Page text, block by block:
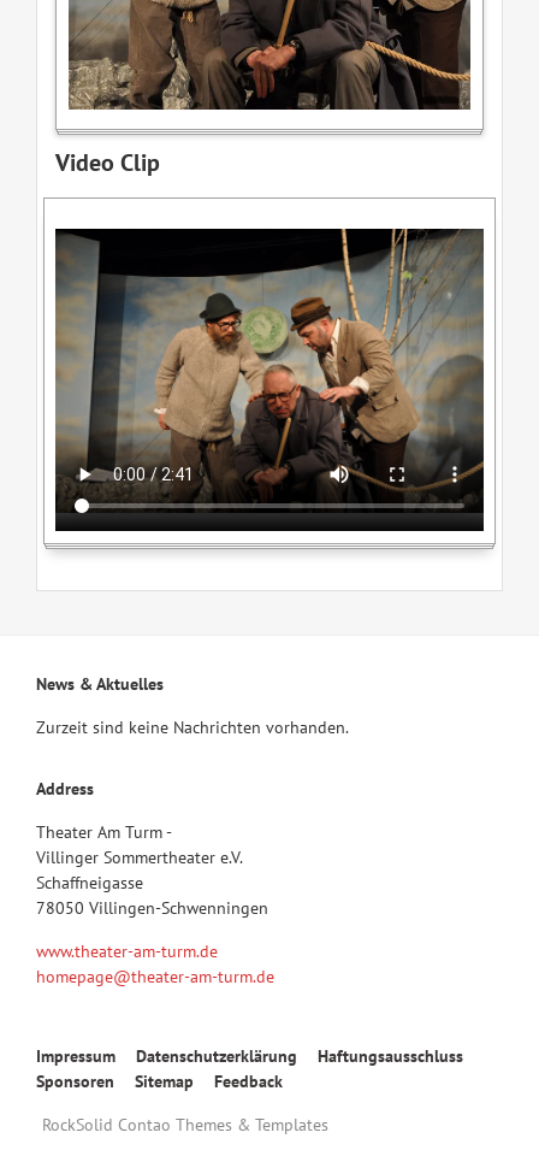
Video Clip
News & Aktuelles
Zurzeit sind keine Nachrichten vorhanden.
Address
Theater Am Turm -
Villinger Sommertheater e.V.
Schaffneigasse
78050 Villingen-Schwenningen
www.theater-am-turm.de
homepage@theater-am-turm.de
Navigation
überspringen
Impressum Datenschutzerklärung
Haftungsausschluss
Sponsoren
Sitemap
Feedback
RockSolid Contao Themes & Templates